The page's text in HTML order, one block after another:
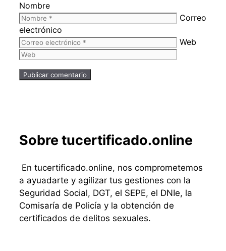
Nombre
Correo
electrónico
Web
Sobre tucertificado.online
En tucertificado.online, nos comprometemos
a ayuadarte y agilizar tus gestiones con la
Seguridad Social, DGT, el SEPE, el DNIe, la
Comisaría de Policía y la obtención de
certificados de delitos sexuales.